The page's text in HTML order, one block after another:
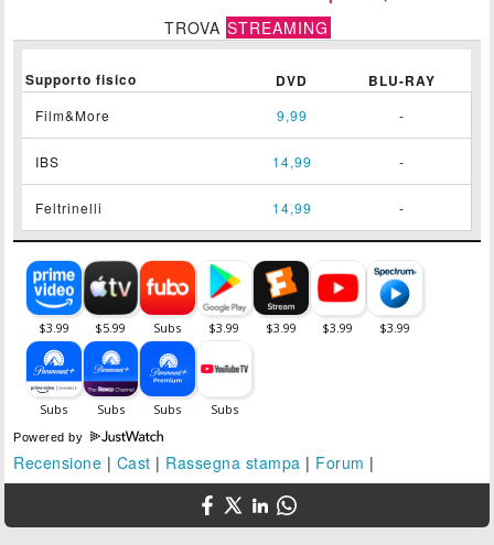
TROVA STREAMING
Supporto fisico DVD BLU-RAY
Film&More 9,99 -
IBS 14,99 -
Feltrinelli 14,99 -
Powered by
Recensione | Cast | Rassegna stampa | Forum |